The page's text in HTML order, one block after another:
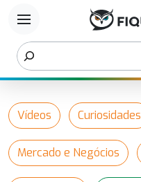
menu
Vídeos Curiosidades
Mercado e Negócios